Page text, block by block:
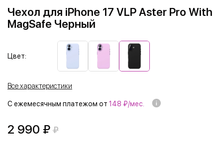
Чехол для iPhone 17 VLP Aster Pro With
MagSafe Черный
Цвет:
Все характеристики
С ежемесячным платежом от 148 ₽/мес.
2 990